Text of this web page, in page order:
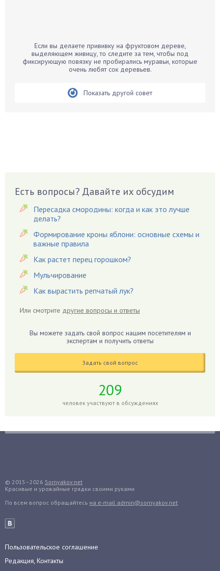
Бархатцы
Бегония
Вешенки
Виноград
Вредители
Гардения
Гацания
Гвоздики
Георгины
Гиацинт
Гладиолусы
Гранат
Грядки
Гуава
Декабрист
Дельфиниум
Если вы делаете прививку на фруктовом дереве,
выделяющем живицу, то следите за тем, чтобы под
фиксирующую повязку не пробирались муравьи, которые
очень любят сок деревьев.
Показать другой совет
Есть вопросы? Давайте их обсудим
Пересадка смородины: когда и как это лучше
делать?
Формирование кроны яблони: основные схемы и
важные правила
Как растет перец горошком?
Мульчирование
Как вырастить репчатый лук?
Или смотрите другие вопросы и ответы
Вы можете задать свой вопрос нашим посетителям и
экспертам и получить ответы
Задать свой вопрос
209
человек участвуют в обсуждениях
© 2015–2026 Sornyakov.net
Красивые и урожайные грядки своими руками
По всем вопрос обращайтесь на e-mail admin@sornyakov.net
Пользовательское соглашение
Редакция, Контакты